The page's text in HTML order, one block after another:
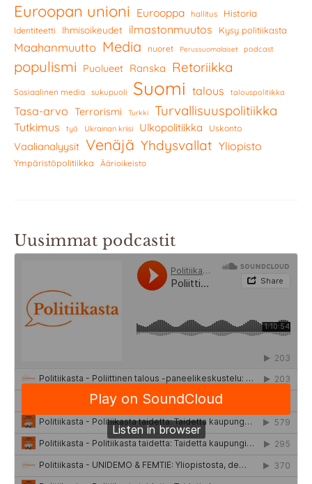
Euroopan unioni Eurooppa hallitus Historia
Identiteetti Ihmisoikeudet ilmastonmuutos Kysy politiikasta
Maahanmuutto Media nuoret Perussuomalaiset podcast
populismi Puolueet Ranska Retoriikka
Sosiaalinen media sukupuoli Suomi talous talouspolitiikka
Tasa-arvo Terrorismi Turkki Turvallisuuspolitiikka
Tutkimus työ Ukrainan kriisi Ulkopolitiikka Uskonto
Vaalianalyysit Venäjä Yhdysvallat Yliopisto
Ympäristöpolitiikka Äärioikeisto
Uusimmat podcastit